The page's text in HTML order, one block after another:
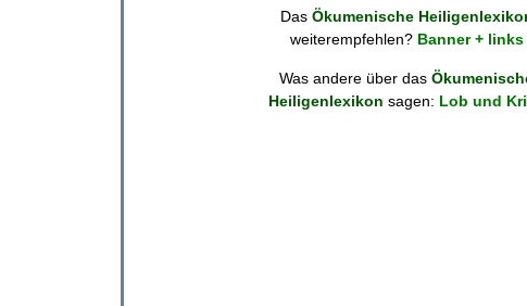
Das Ökumenische
weiterempfehlen? Banner + links
Was andere über das
Heiligenlexikon sagen: Lob und